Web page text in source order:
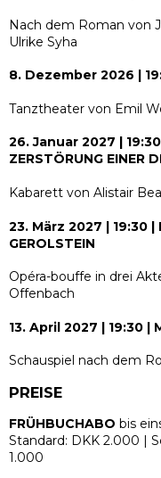
Nach dem Roman von
Ulrike Syha
8. Dezember 2026 |
Tanztheater von Emil
26. Januar 2027 | 19:30
ZERSTÖRUNG EINER
Kabarett von Alistair
23. März 2027 | 19:30 |
GEROLSTEIN
Opéra-bouffe in drei
Offenbach
13. April 2027 | 19:30 |
Schauspiel nach dem
PREISE
FRÜHBUCHABO bis
Standard: DKK 2.000 |
1.000